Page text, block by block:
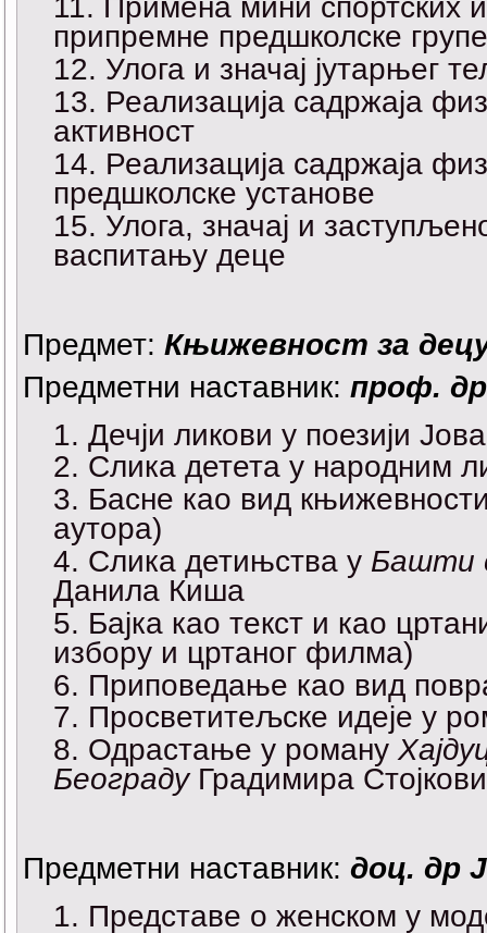
Примена мини спортских
припремне предшколске групе
Улога и значај јутарњег
Реализација садржаја
активност
Реализација садржаја
предшколске установе
Улога, значај и
васпитању деце
Предмет: Књижевност за
Предметни наставник: проф.
Дечји ликови у поезији
Слика детета у народним
Басне као вид
аутора)
Слика детињства у Башти
Данила Киша
Бајка као текст и као
избору и цртаног филма)
Приповедање као вид
Просветитељске идеје у
Одрастање у роману
БеоградуГрадимира
Предметни наставник: доц. др
Представе о женском у